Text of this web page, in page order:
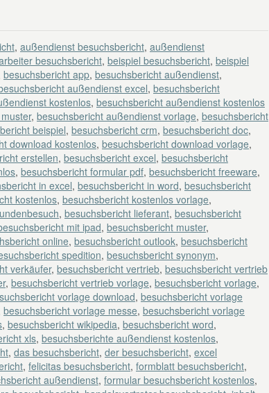
, außendienst besuchsbericht, außendienst
besuchsbericht, beispiel besuchsbericht, beispiel
besuchsbericht app, besuchsbericht außendienst,
außendienst excel, besuchsbericht
kostenlos, besuchsbericht außendienst kostenlos
, besuchsbericht außendienst vorlage, besuchsbericht
beispiel, besuchsbericht crm, besuchsbericht doc,
download kostenlos, besuchsbericht download vorlage,
erstellen, besuchsbericht excel, besuchsbericht
, besuchsbericht formular pdf, besuchsbericht freeware,
in excel, besuchsbericht in word, besuchsbericht
kostenlos, besuchsbericht kostenlos vorlage,
, besuchsbericht lieferant, besuchsbericht
mit ipad, besuchsbericht muster,
online, besuchsbericht outlook, besuchsbericht
spedition, besuchsbericht synonym,
verkäufer, besuchsbericht vertrieb, besuchsbericht vertrieb
, besuchsbericht vertrieb vorlage, besuchsbericht vorlage,
vorlage download, besuchsbericht vorlage
besuchsbericht vorlage messe, besuchsbericht vorlage
, besuchsbericht wikipedia, besuchsbericht word,
xls, besuchsberichte außendienst kostenlos,
, das besuchsbericht, der besuchsbericht, excel
, felicitas besuchsbericht, formblatt besuchsbericht,
außendienst, formular besuchsbericht kostenlos,